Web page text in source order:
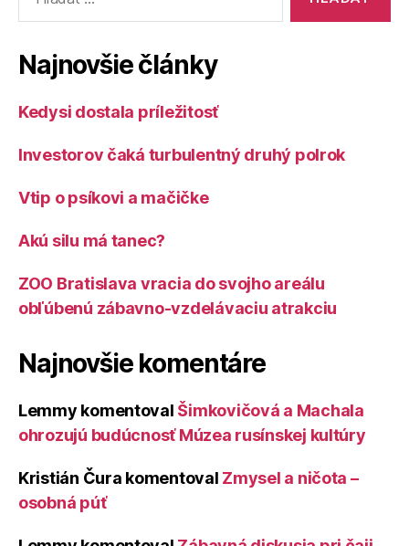
Najnovšie články
Kedysi dostala príležitosť
Investorov čaká turbulentný druhý polrok
Vtip o psíkovi a mačičke
Akú silu má tanec?
ZOO Bratislava vracia do svojho areálu
obľúbenú zábavno-vzdelávaciu atrakciu
Najnovšie komentáre
Lemmy komentoval Šimkovičová a Machala
ohrozujú budúcnosť Múzea rusínskej kultúry
Kristián Čura komentoval Zmysel a ničota –
osobná púť